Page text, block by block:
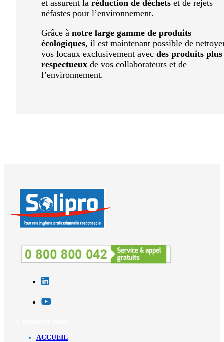
et assurent la réduction de déchets et de rejets
néfastes pour l’environnement.
Grâce à notre large gamme de produits
écologiques, il est maintenant possible de
vos locaux exclusivement avec des produits plus
respectueux de vos collaborateurs et de
l’environnement.
ACCUEIL